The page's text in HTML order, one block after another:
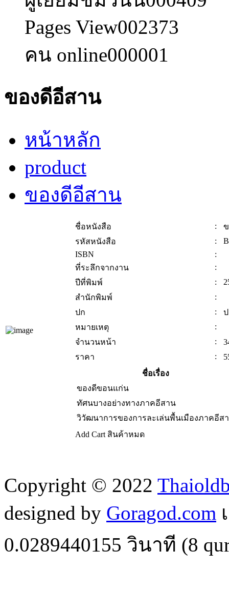
Pages View002373
คน online000001
ของดีอีสาน
หน้าหลัก
product
ของดีอีสาน
ชื่อหนังสือ :
รหัสหนังสือ
:
ISBN
:
ที่ระลึกจากงาน
:
ปีที่พิมพ์
:
สำนักพิมพ์
:
ปก
:
หมายเหตุ
:
จำนวนหน้า
:
ราคา
:
ชื่อเรื่อง
ของดีขอนแก่น
ทัศนบางอย่างทางภาคอีสาน
วิวัฒนาการของการละเล่นพื้นเมืองภาคอีส
Add Cart สินค้าหมด
Copyright © 2022
designed by Goragod.com
0.0289440155 วินาที (8